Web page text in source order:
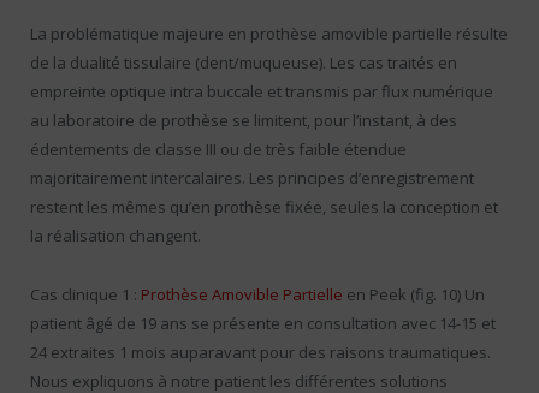
La problématique majeure en prothèse amovible partielle résulte
de la dualité tissulaire (dent/muqueuse). Les cas traités en
empreinte optique intra buccale et transmis par flux numérique
au laboratoire de prothèse se limitent, pour l’instant, à des
édentements de classe III ou de très faible étendue
majoritairement intercalaires. Les principes d’enregistrement
restent les mêmes qu’en prothèse fixée, seules la conception et
la réalisation changent.
Cas clinique 1 : Prothèse Amovible Partielle en Peek (fig. 10) Un
patient âgé de 19 ans se présente en consultation avec 14-15 et
24 extraites 1 mois auparavant pour des raisons traumatiques.
Nous expliquons à notre patient les différentes solutions